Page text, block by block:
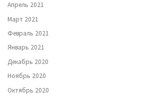
Апрель 2021
Март 2021
Февраль 2021
Январь 2021
Декабрь 2020
Ноябрь 2020
Октябрь 2020